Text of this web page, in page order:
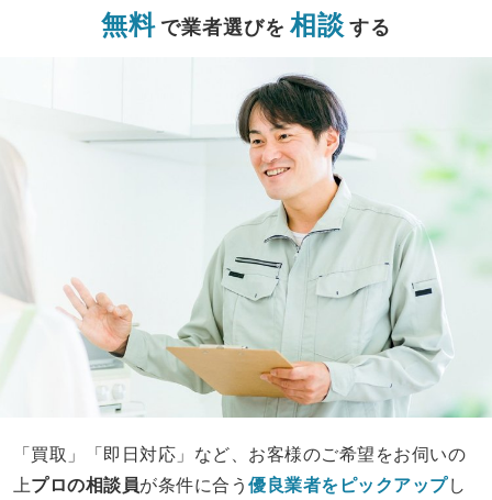
無料 で業者選びを 相談 する
「買取」「即日対応」など、お客様のご希望をお伺いの
上プロの相談員が条件に合う優良業者をピックアップし